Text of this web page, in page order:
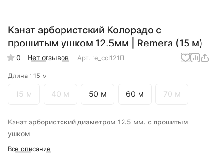
Канат арбористский Колорадо с
прошитым ушком 12.5мм | Remera (15 м)
0 Нет отзывов Арт. re_col121П
Длина : 15 м
15 м 40 м 50 м 60 м 70 м
Канат арбористский диаметром 12.5 мм. с прошитым
ушком.
Все описание